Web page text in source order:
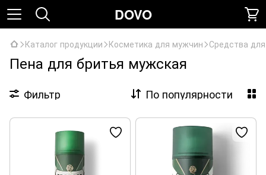
DOVO
Каталог продукции Косметика для мужчин Средства
Пена для бритья мужская
Фильтр По популярности